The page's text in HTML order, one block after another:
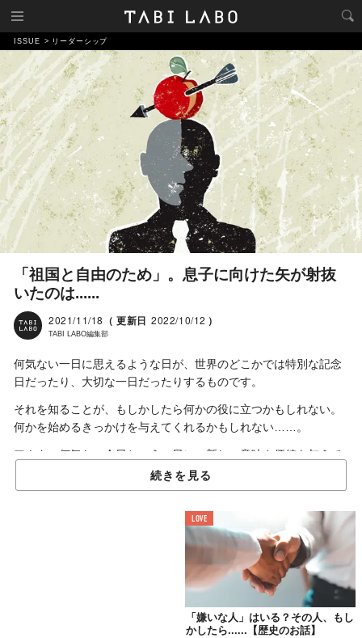
ISSUE リーダーシップ
「祖国と自由のため」。息子に向けた矢が射抜
いたのは......
2021/11/18 （ 更新日 2022/10/12 ）
TABI LABO編集部
何気ない一日に思えるような日が、世界のどこかでは特別な記念
日だったり、大切な一日だったりするものです。
それを知ることが、もしかしたら何かの役に立つかもしれない。
何かを始めるきっかけを与えてくれるかもしれない……。
アナタの何気ない今日という一日に、新しい意味や価値を与えて
くれる。そんな世界のどこかの「今日」を探訪してみませんか？
「ウィリアム・テルが息子の頭のうえに置かれた
リンゴを弓矢で射抜いた」とされる日
「ウィリアム・テル」と聞いて「あ、人の頭のうえに乗せたリン
ゴを弓矢で射った人でしょ？」と答えられる人は少なくないでし
続きを見る
LOVE
「嫌いな人」はいる？その人、もし
かしたら......【歴史のお話】